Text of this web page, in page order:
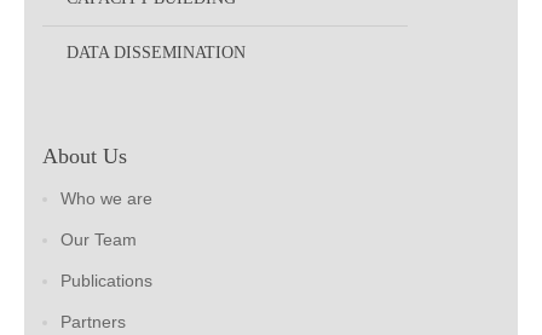
DATA DISSEMINATION
About Us
Who we are
Our Team
Publications
Partners